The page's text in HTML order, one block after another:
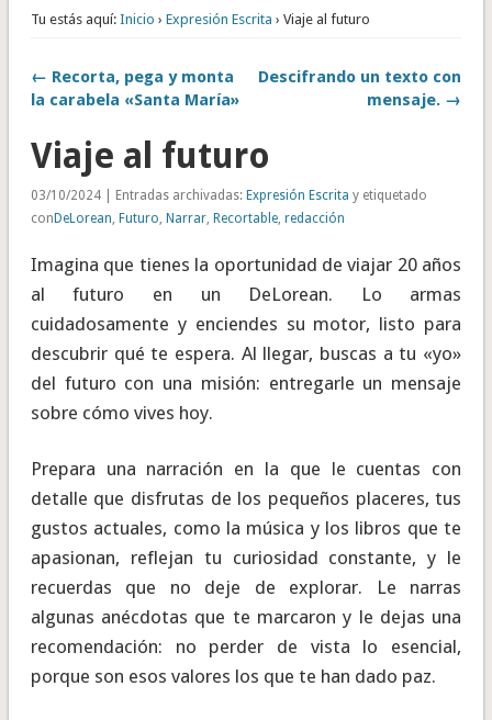
Tu estás aquí: Inicio › Expresión Escrita › Viaje al futuro
← Recorta, pega y monta
la carabela «Santa María»
Descifrando un texto con
mensaje. →
Viaje al futuro
03/10/2024 | Entradas archivadas: Expresión Escrita y etiquetado
con DeLorean, Futuro, Narrar, Recortable, redacción
Imagina que tienes la oportunidad de viajar 20 años
al futuro en un DeLorean. Lo armas
cuidadosamente y enciendes su motor, listo para
descubrir qué te espera. Al llegar, buscas a tu «yo»
del futuro con una misión: entregarle un mensaje
sobre cómo vives hoy.
Prepara una narración en la que le cuentas con
detalle que disfrutas de los pequeños placeres, tus
gustos actuales, como la música y los libros que te
apasionan, reflejan tu curiosidad constante, y le
recuerdas que no deje de explorar. Le narras
algunas anécdotas que te marcaron y le dejas una
recomendación: no perder de vista lo esencial,
porque son esos valores los que te han dado paz.